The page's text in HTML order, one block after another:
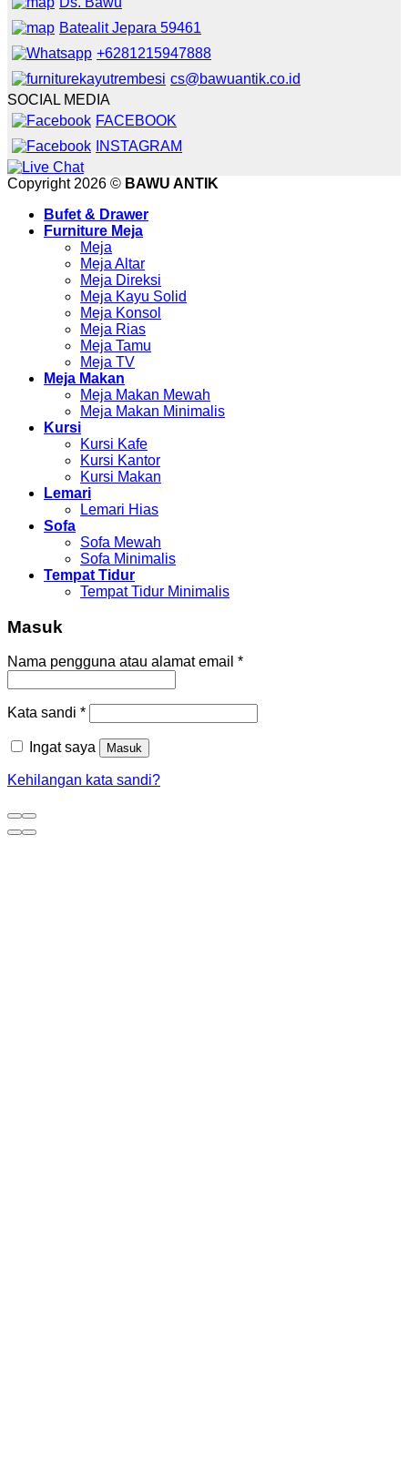
Batealit Jepara 59461
+6281215947888
cs@bawuantik.co.id
SOCIAL MEDIA
FACEBOOK
INSTAGRAM
Copyright 2026 © BAWU ANTIK
Bufet & Drawer
Furniture Meja
Meja
Meja Altar
Meja Direksi
Meja Kayu Solid
Meja Konsol
Meja Rias
Meja Tamu
Meja TV
Meja Makan
Meja Makan Mewah
Meja Makan Minimalis
Kursi
Kursi Kafe
Kursi Kantor
Kursi Makan
Lemari
Lemari Hias
Sofa
Sofa Mewah
Sofa Minimalis
Tempat Tidur
Tempat Tidur Minimalis
Masuk
Nama pengguna atau alamat email *
Kata sandi *
Ingat saya Masuk
Kehilangan kata sandi?